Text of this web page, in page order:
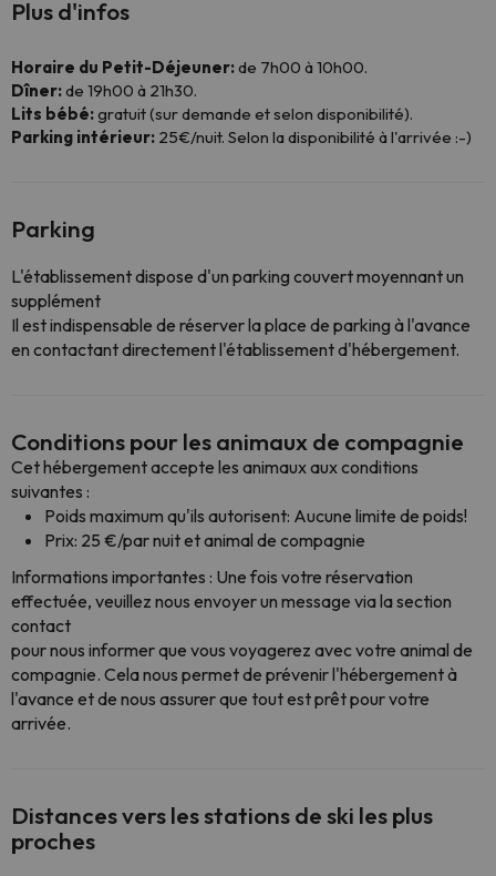
Plus d'infos
Horaire du Petit-Déjeuner:de 7h00 à 10h00.
Dîner:de 19h00 à 21h30.
Lits bébé:gratuit (sur demande et selon disponibilité).
Parking intérieur: 25€/nuit. Selon la disponibilité à l'arrivée :-)
Parking
L'établissement dispose d'un parking couvert moyennant un
supplément
Il est indispensable de réserver la place de parking à l'avance
en contactant directement l'établissement d'hébergement.
Conditions pour les animaux de compagnie
Cet hébergement accepte les animaux aux conditions
suivantes :
Poids maximum qu'ils autorisent: Aucune limite de poids!
Prix: 25 €/par nuit et animal de compagnie
Informations importantes : Une fois votre réservation
effectuée, veuillez nous envoyer un message via la section
contact
pour nous informer que vous voyagerez avec votre animal de
compagnie. Cela nous permet de prévenir l'hébergement à
l'avance et de nous assurer que tout est prêt pour votre
arrivée.
Distances vers les stations de ski les plus
proches